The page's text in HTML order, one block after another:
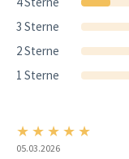
3 Sterne
2 Sterne
1 Sterne
★ ★ ★ ★ ★
05.03.2026